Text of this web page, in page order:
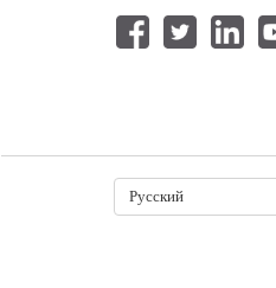
Русский